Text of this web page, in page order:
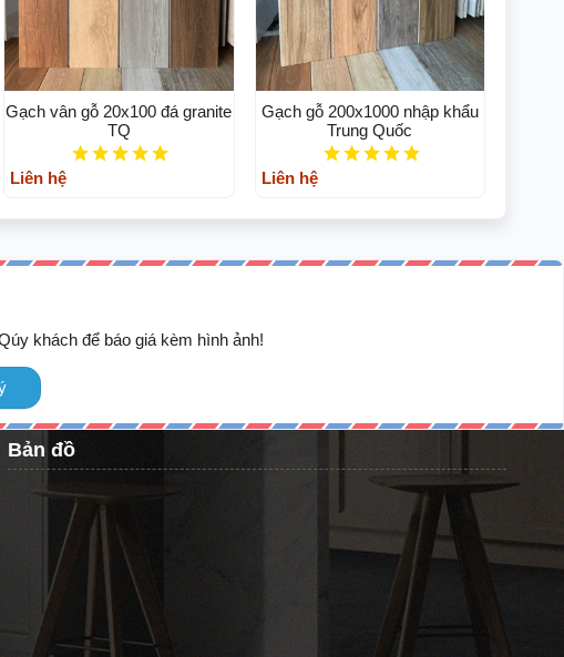
Gạch vân gỗ 20x100 đá granite
TQ
Liên hệ
Gạch gỗ 200x1000 nhập khẩu
Trung Quốc
Liên hệ
khách để báo giá kèm hình ảnh!
Bản đồ